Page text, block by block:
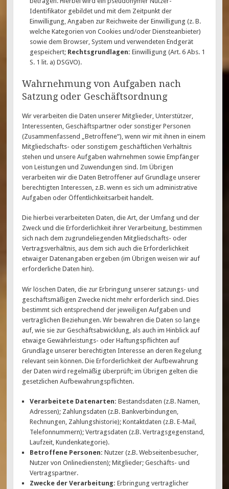
Identifikator gebildet und mit dem Zeitpunkt der
Einwilligung, Angaben zur Reichweite der Einwilligung (z. B.
welche Kategorien von Cookies und/oder Diensteanbieter)
sowie dem Browser, System und verwendeten Endgerät
gespeichert; Rechtsgrundlagen: Einwilligung (Art. 6 Abs. 1
S. 1 lit. a) DSGVO).
Wahrnehmung von Aufgaben nach
Satzung oder Geschäftsordnung
Wir verarbeiten die Daten unserer Mitglieder, Unterstützer,
Interessenten, Geschäftspartner oder sonstiger Personen
(Zusammenfassend „Betroffene“), wenn wir mit ihnen in einem
Mitgliedschafts- oder sonstigem geschäftlichen Verhältnis
stehen und unsere Aufgaben wahrnehmen sowie Empfänger
von Leistungen und Zuwendungen sind. Im Übrigen
verarbeiten wir die Daten Betroffener auf Grundlage unserer
berechtigten Interessen, z.B. wenn es sich um administrative
Aufgaben oder Öffentlichkeitsarbeit handelt.
Die hierbei verarbeiteten Daten, die Art, der Umfang und der
Zweck und die Erforderlichkeit ihrer Verarbeitung, bestimmen
sich nach dem zugrundeliegenden Mitgliedschafts- oder
Vertragsverhältnis, aus dem sich auch die Erforderlichkeit
etwaiger Datenangaben ergeben (im Übrigen weisen wir auf
erforderliche Daten hin).
Wir löschen Daten, die zur Erbringung unserer satzungs- und
geschäftsmäßigen Zwecke nicht mehr erforderlich sind. Dies
bestimmt sich entsprechend der jeweiligen Aufgaben und
vertraglichen Beziehungen. Wir bewahren die Daten so lange
auf, wie sie zur Geschäftsabwicklung, als auch im Hinblick auf
etwaige Gewährleistungs- oder Haftungspflichten auf
Grundlage unserer berechtigten Interesse an deren Regelung
relevant sein können. Die Erforderlichkeit der Aufbewahrung
der Daten wird regelmäßig überprüft; im Übrigen gelten die
gesetzlichen Aufbewahrungspflichten.
Verarbeitete Datenarten: Bestandsdaten (z.B. Namen,
Adressen); Zahlungsdaten (z.B. Bankverbindungen,
Rechnungen, Zahlungshistorie); Kontaktdaten (z.B. E-Mail,
Telefonnummern); Vertragsdaten (z.B. Vertragsgegenstand,
Laufzeit, Kundenkategorie).
Betroffene Personen: Nutzer (z.B. Webseitenbesucher,
Nutzer von Onlinediensten); Mitglieder; Geschäfts- und
Vertragspartner.
Zwecke der Verarbeitung: Erbringung vertraglicher